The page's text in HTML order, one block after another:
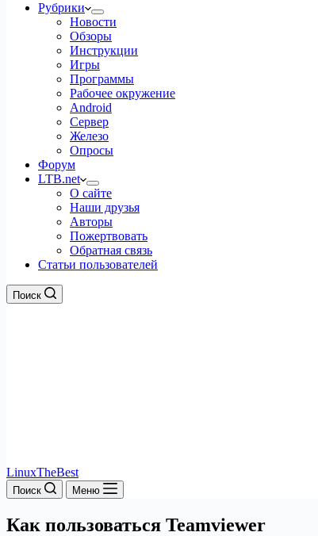
Рубрики
Новости
Обзоры
Инструкции
Игры
Программы
Рабочее окружение
Android
Сервер
Железо
Опросы
Форум
LTB.net
О сайте
Наши друзья
Авторы
Пожертвовать
Обратная связь
Статьи пользователей
Поиск
LinuxTheBest
Поиск Меню
Как пользоваться Teamviewer